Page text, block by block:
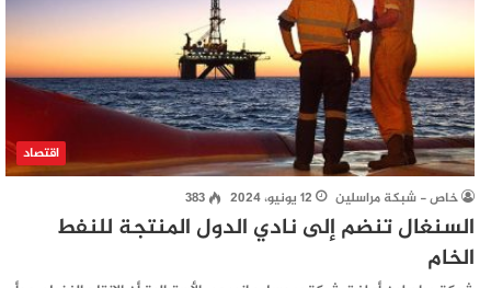
اقتصاد
خاص - شبكة مراسلين 12 يونيو، 2024 383
السنغال تنضم إلى نادي الدول المنتجة للنفط
الخام